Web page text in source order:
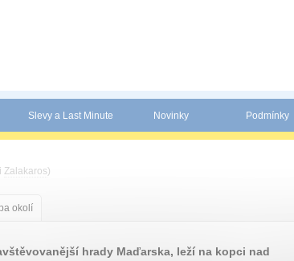
Slevy a Last Minute Novinky Podmínky
Zalakaros)
okolí
hrady Maďarska, leží na kopci nad